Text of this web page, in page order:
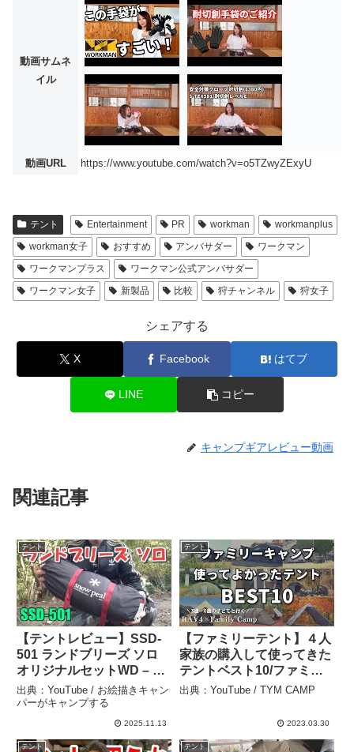
動画サムネ
イル
動画URL https://www.youtube.com/watch?v=o5TZwyZExyU
テント Entertainment PR workman
workmanplus
workman女子
おすすめ アンバサダー
ワークマン
ワークマンプラス
ワークマン公式アンバサダー
ワークマン女子
新製品 比較 狩チャンネル 狩女子
シェアする
X Facebook はてブ
LINE コピー
キャンプギアレビュー動画
関連記事
テント
【テントレビュー】SSD-
501 ランドブリーズ ソロ
オリジナルセットWD – お
絵描きキャンパーがキャン
プする
出典：YouTube / お絵描きキャン
パーがキャンプする
2025.11.13
テント
【ファミリーテント】４人
家族の購入して使ってきた
テントベスト10/ファミリ
ーキャンプ – TYM CAMP
出典：YouTube / TYM CAMP
2023.03.30
テント テント